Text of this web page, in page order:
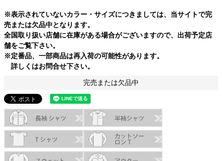
※表示されていないカラー・サイズにつきましては、当サイトで完
売または欠品中となります。
全国取り扱い店舗に在庫がある場合がございますので、出荷予定店
舗をご覧下さい。
※定番品、一部商品は再入荷の可能性があります。
詳しくはお問合せ下さい。
完売または欠品中